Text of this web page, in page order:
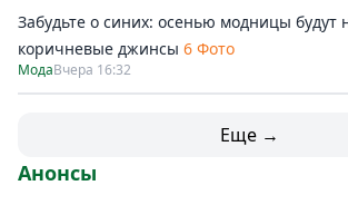
Забудьте о синих: осенью модницы будут
коричневые джинсы 6 Фото
МодаВчера 16:32
Еще →
Анонсы